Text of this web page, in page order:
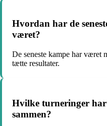
Hvordan har de
været?
De seneste kampe har været
tætte resultater.
Hvilke turneringer
sammen?